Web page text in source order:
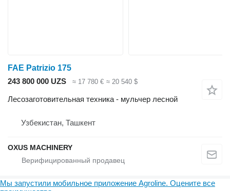
FAE Patrizio 175
243 800 000 UZS
≈ 17 780 € ≈ 20 540 $
Лесозаготовительная техника - мульчер лесной
Узбекистан, Ташкент
OXUS MACHINERY
Мы запустили мобильное приложение Agroline. Оцените все